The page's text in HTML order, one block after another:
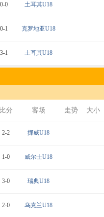
0-0 土耳其U18
0-1 克罗地亚U18
3-1 土耳其U18
比分 客场 走势 大小
2-2 挪威U18
1-0 威尔士U18
3-0 瑞典U18
2-0 乌克兰U18